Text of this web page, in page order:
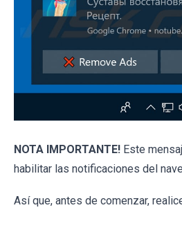
NOTA IMPORTANTE! Este
habilitar las notificaciones del
Así que, antes de comenzar,